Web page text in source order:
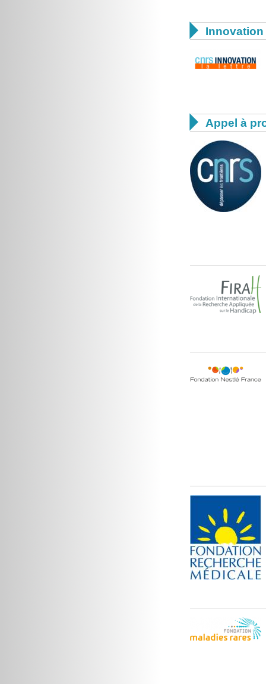

 Appel à